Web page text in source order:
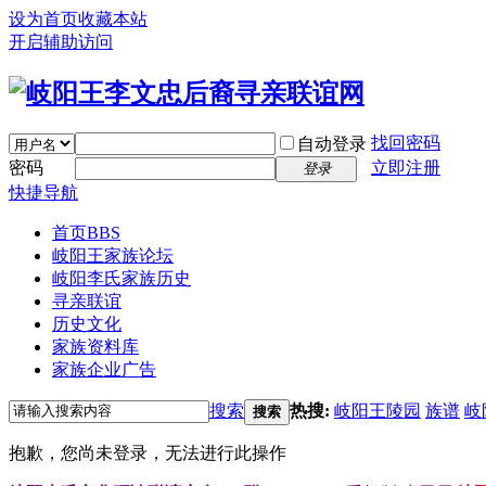
设为首页收藏本站
开启辅助访问
自动登录 找回密码
密码
登录
立即注册
快捷导航
首页BBS
岐阳王家族论坛
岐阳李氏家族历史
寻亲联谊
历史文化
家族资料库
家族企业广告
搜索 搜索 热搜: 岐阳王陵园 族谱 岐
抱歉，您尚未登录，无法进行此操作